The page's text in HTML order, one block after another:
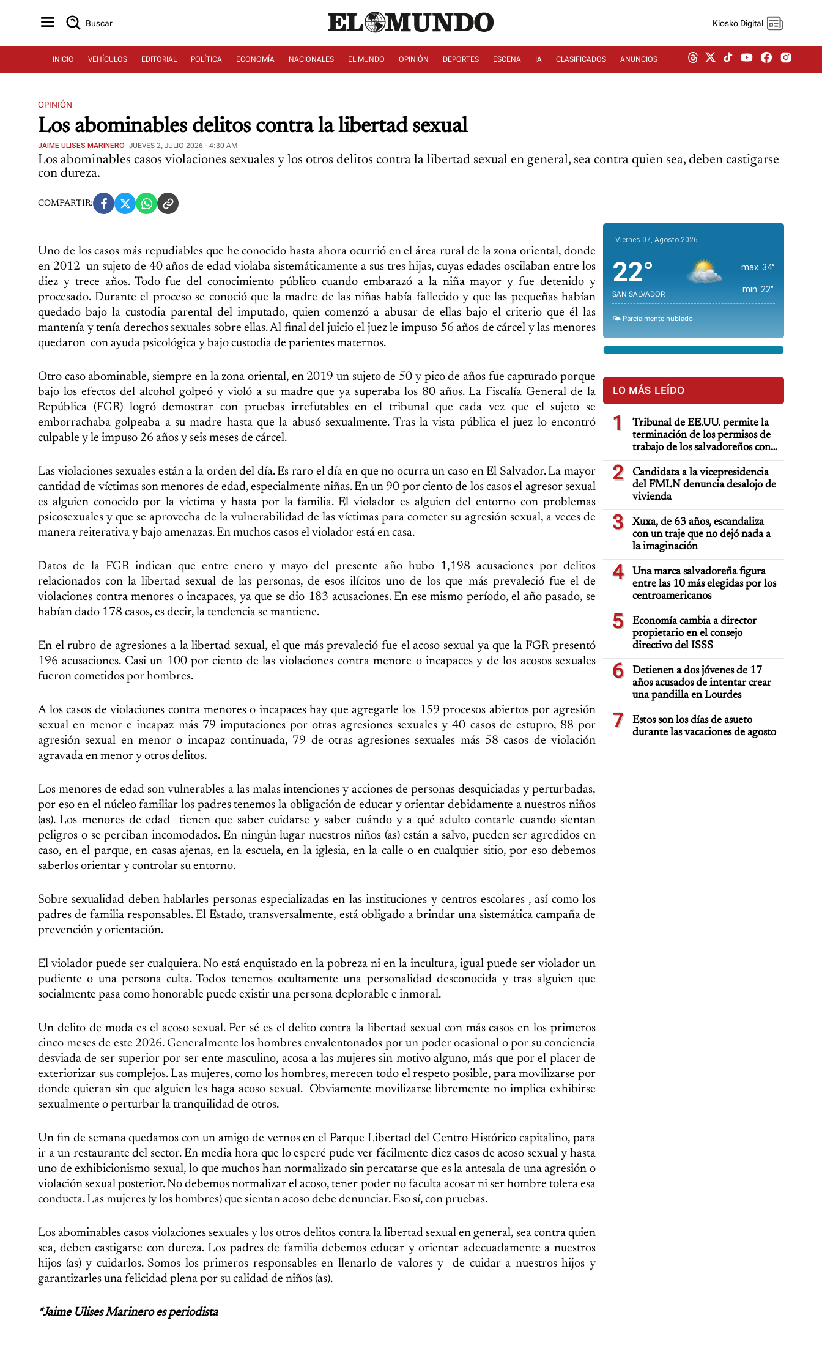
Buscar Kiosko Digital
INICIO VEHÍCULOS EDITORIAL POLÍTICA ECONOMÍA NACIONALES EL MUNDO OPINIÓN DEPORTES ESCENA IA CLASIFICADOS ANUNCIOS
OPINIÓN
Los abominables delitos contra la libertad sexual
JAIME ULISES MARINERO JUEVES 2, JULIO 2026 - 4:30 AM
Los abominables casos violaciones sexuales y los otros delitos contra la libertad sexual en general, sea contra quien sea, deben castigarse
con dureza.
COMPARTIR:
Uno de los casos más repudiables que he conocido hasta ahora ocurrió en el área rural de la zona oriental, donde
en 2012 un sujeto de 40 años de edad violaba sistemáticamente a sus tres hijas, cuyas edades oscilaban entre los
diez y trece años. Todo fue del conocimiento público cuando embarazó a la niña mayor y fue detenido y
procesado. Durante el proceso se conoció que la madre de las niñas había fallecido y que las pequeñas habían
quedado bajo la custodia parental del imputado, quien comenzó a abusar de ellas bajo el criterio que él las
mantenía y tenía derechos sexuales sobre ellas. Al final del juicio el juez le impuso 56 años de cárcel y las menores
quedaron con ayuda psicológica y bajo custodia de parientes maternos.
Otro caso abominable, siempre en la zona oriental, en 2019 un sujeto de 50 y pico de años fue capturado porque
bajo los efectos del alcohol golpeó y violó a su madre que ya superaba los 80 años. La Fiscalía General de la
República (FGR) logró demostrar con pruebas irrefutables en el tribunal que cada vez que el sujeto se
emborrachaba golpeaba a su madre hasta que la abusó sexualmente. Tras la vista pública el juez lo encontró
culpable y le impuso 26 años y seis meses de cárcel.
Las violaciones sexuales están a la orden del día. Es raro el día en que no ocurra un caso en El Salvador. La mayor
cantidad de víctimas son menores de edad, especialmente niñas. En un 90 por ciento de los casos el agresor sexual
es alguien conocido por la víctima y hasta por la familia. El violador es alguien del entorno con problemas
psicosexuales y que se aprovecha de la vulnerabilidad de las víctimas para cometer su agresión sexual, a veces de
manera reiterativa y bajo amenazas. En muchos casos el violador está en casa.
Datos de la FGR indican que entre enero y mayo del presente año hubo 1,198 acusaciones por delitos
relacionados con la libertad sexual de las personas, de esos ilícitos uno de los que más prevaleció fue el de
violaciones contra menores o incapaces, ya que se dio 183 acusaciones. En ese mismo período, el año pasado, se
habían dado 178 casos, es decir, la tendencia se mantiene.
En el rubro de agresiones a la libertad sexual, el que más prevaleció fue el acoso sexual ya que la FGR presentó
196 acusaciones. Casi un 100 por ciento de las violaciones contra menore o incapaces y de los acosos sexuales
fueron cometidos por hombres.
A los casos de violaciones contra menores o incapaces hay que agregarle los 159 procesos abiertos por agresión
sexual en menor e incapaz más 79 imputaciones por otras agresiones sexuales y 40 casos de estupro, 88 por
agresión sexual en menor o incapaz continuada, 79 de otras agresiones sexuales más 58 casos de violación
agravada en menor y otros delitos.
Los menores de edad son vulnerables a las malas intenciones y acciones de personas desquiciadas y perturbadas,
por eso en el núcleo familiar los padres tenemos la obligación de educar y orientar debidamente a nuestros niños
(as). Los menores de edad tienen que saber cuidarse y saber cuándo y a qué adulto contarle cuando sientan
peligros o se perciban incomodados. En ningún lugar nuestros niños (as) están a salvo, pueden ser agredidos en
caso, en el parque, en casas ajenas, en la escuela, en la iglesia, en la calle o en cualquier sitio, por eso debemos
saberlos orientar y controlar su entorno.
Sobre sexualidad deben hablarles personas especializadas en las instituciones y centros escolares , así como los
padres de familia responsables. El Estado, transversalmente, está obligado a brindar una sistemática campaña de
prevención y orientación.
El violador puede ser cualquiera. No está enquistado en la pobreza ni en la incultura, igual puede ser violador un
pudiente o una persona culta. Todos tenemos ocultamente una personalidad desconocida y tras alguien que
socialmente pasa como honorable puede existir una persona deplorable e inmoral.
Un delito de moda es el acoso sexual. Per sé es el delito contra la libertad sexual con más casos en los primeros
cinco meses de este 2026. Generalmente los hombres envalentonados por un poder ocasional o por su conciencia
desviada de ser superior por ser ente masculino, acosa a las mujeres sin motivo alguno, más que por el placer de
exteriorizar sus complejos. Las mujeres, como los hombres, merecen todo el respeto posible, para movilizarse por
donde quieran sin que alguien les haga acoso sexual. Obviamente movilizarse libremente no implica exhibirse
sexualmente o perturbar la tranquilidad de otros.
Un fin de semana quedamos con un amigo de vernos en el Parque Libertad del Centro Histórico capitalino, para
ir a un restaurante del sector. En media hora que lo esperé pude ver fácilmente diez casos de acoso sexual y hasta
uno de exhibicionismo sexual, lo que muchos han normalizado sin percatarse que es la antesala de una agresión o
violación sexual posterior. No debemos normalizar el acoso, tener poder no faculta acosar ni ser hombre tolera esa
conducta. Las mujeres (y los hombres) que sientan acoso debe denunciar. Eso sí, con pruebas.
Los abominables casos violaciones sexuales y los otros delitos contra la libertad sexual en general, sea contra quien
sea, deben castigarse con dureza. Los padres de familia debemos educar y orientar adecuadamente a nuestros
hijos (as) y cuidarlos. Somos los primeros responsables en llenarlo de valores y de cuidar a nuestros hijos y
garantizarles una felicidad plena por su calidad de niños (as).
*Jaime Ulises Marinero es periodista
Viernes 07, Agosto 2026
22°
SAN SALVADOR
max. 34°
min. 22°
🌤️ Parcialmente nublado
LO MÁS LEÍDO
1
Tribunal de EE.UU. permite la
terminación de los permisos de
trabajo de los salvadoreños con
TPS
2
Candidata a la vicepresidencia
del FMLN denuncia desalojo de
vivienda
3
Xuxa, de 63 años, escandaliza
con un traje que no dejó nada a
la imaginación
4
Una marca salvadoreña figura
entre las 10 más elegidas por los
centroamericanos
5
Economía cambia a director
propietario en el consejo
directivo del ISSS
6
Detienen a dos jóvenes de 17
años acusados de intentar crear
una pandilla en Lourdes
7
Estos son los días de asueto
durante las vacaciones de agosto